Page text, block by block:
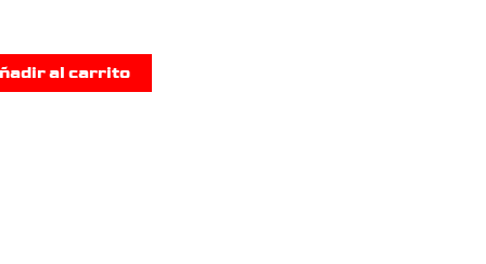
al carrito